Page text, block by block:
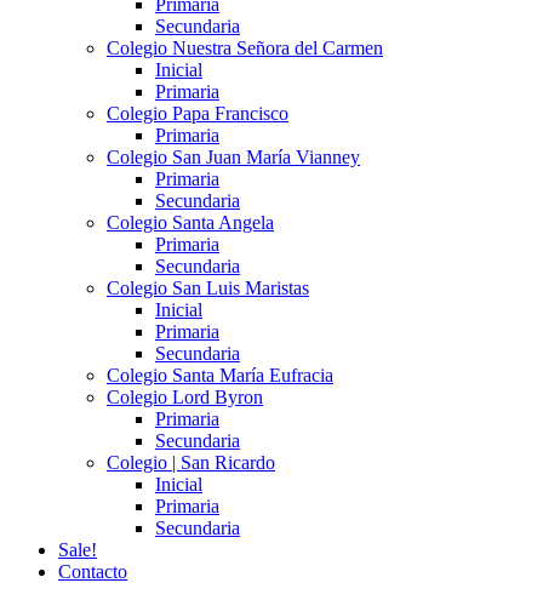
Secundaria
Colegio Nuestra Señora del Carmen
Inicial
Primaria
Colegio Papa Francisco
Primaria
Colegio San Juan María Vianney
Primaria
Secundaria
Colegio Santa Angela
Primaria
Secundaria
Colegio San Luis Maristas
Inicial
Primaria
Secundaria
Colegio Santa María Eufracia
Colegio Lord Byron
Primaria
Secundaria
Colegio | San Ricardo
Inicial
Primaria
Secundaria
Sale!
Contacto